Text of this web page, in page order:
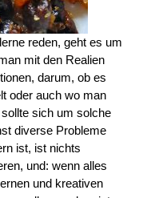
reden, geht es um
mit den Realien
darum, ob es
oder auch wo man
sich um solche
diverse Probleme
ist, ist nichts
und: wenn alles
und kreativen